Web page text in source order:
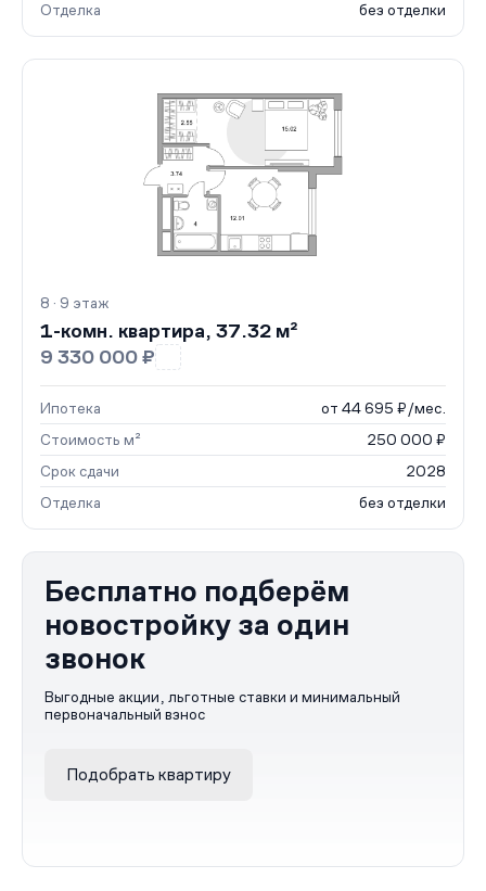
Отделка
без отделки
8 · 9 этаж
1-комн. квартира, 37.32 м²
9 330 000 ₽
Ипотека
от 44 695 ₽/мес.
Стоимость м²
250 000 ₽
Срок сдачи
2028
Отделка
без отделки
Бесплатно подберём
новостройку за один
звонок
Выгодные акции, льготные ставки и минимальный
первоначальный взнос
Подобрать квартиру